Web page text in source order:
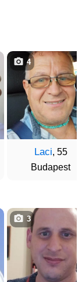
Laci, 55
Budapest
4
3